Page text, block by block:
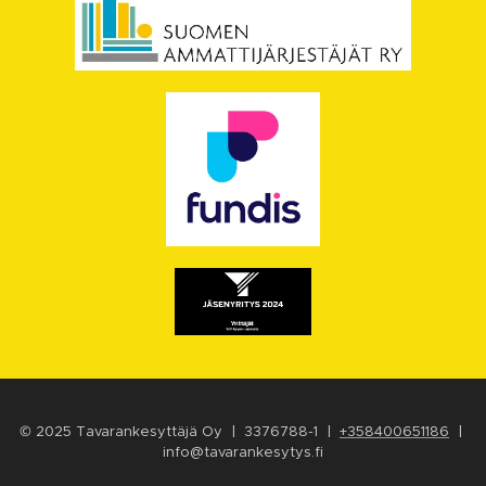
© 2025 Tavarankesyttäjä Oy | 3376788-1 | +358400651186 |
info@tavarankesytys.fi